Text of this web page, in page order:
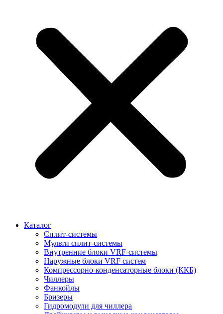
Каталог
Сплит-системы
Мульти сплит-системы
Внутренние блоки VRF-cистемы
Наружные блоки VRF cистем
Компрессорно-конденсаторные блоки (ККБ)
Чиллеры
Фанкойлы
Бризеры
Гидромодули для чиллера